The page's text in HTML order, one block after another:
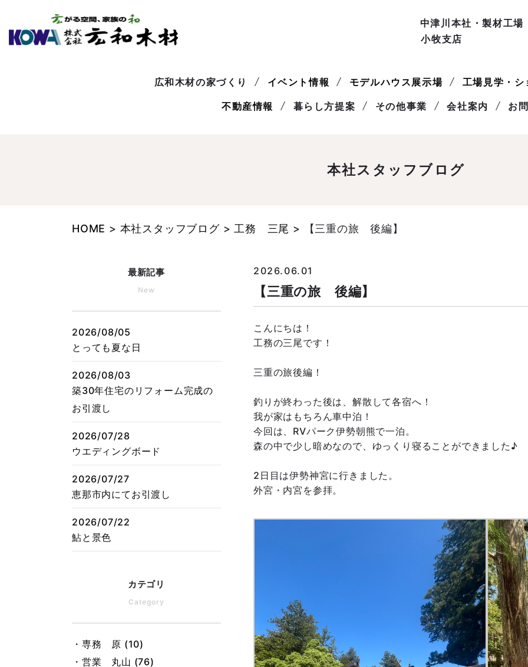
中津川本社・製材工場
小牧支店
広和木材の家づくり イベント情報 モデルハウス展示場 工場見学・シ
不動産情報 暮らし方提案 その他事業 会社案内 お
本社スタッフブログ
HOME > 本社スタッフブログ> 工務 三尾 > 【三重の旅 後編】
2026.06.01
【三重の旅 後編】
こんにちは！
工務の三尾です！
三重の旅後編！
釣りが終わった後は、解散して各宿へ！
我が家はもちろん車中泊！
今回は、RVパーク伊勢朝熊で一泊。
森の中で少し暗めなので、ゆっくり寝ることができました♪
2日目は伊勢神宮に行きました。
外宮・内宮を参拝。
最新記事
New
2026/08/05
とっても夏な日
2026/08/03
築30年住宅のリフォーム完成の
お引渡し
2026/07/28
ウエディングボード
2026/07/27
恵那市内にてお引渡し
2026/07/22
鮎と景色
カテゴリ
Category
・専務 原 (10)
・営業 丸山 (76)